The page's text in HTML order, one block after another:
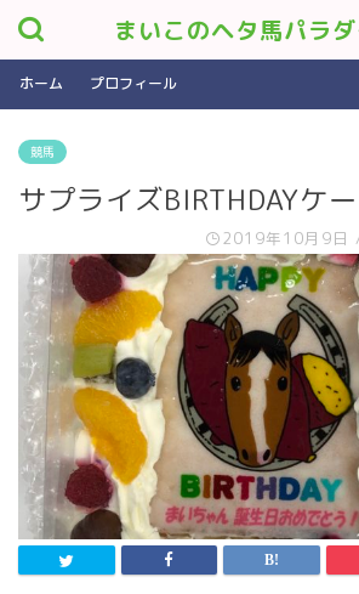
まいこのヘタ馬パラダ
ホーム プロフィール
競馬
サプライズBIRTHDAYケ
2019年10月9日